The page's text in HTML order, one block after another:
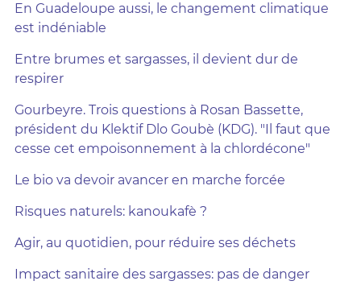
En Guadeloupe aussi, le changement climatique
est indéniable
Entre brumes et sargasses, il devient dur de
respirer
Gourbeyre. Trois questions à Rosan Bassette,
président du Klektif Dlo Goubè (KDG). "Il faut que
cesse cet empoisonnement à la chlordécone"
Le bio va devoir avancer en marche forcée
Risques naturels: kanoukafè ?
Agir, au quotidien, pour réduire ses déchets
Impact sanitaire des sargasses: pas de danger